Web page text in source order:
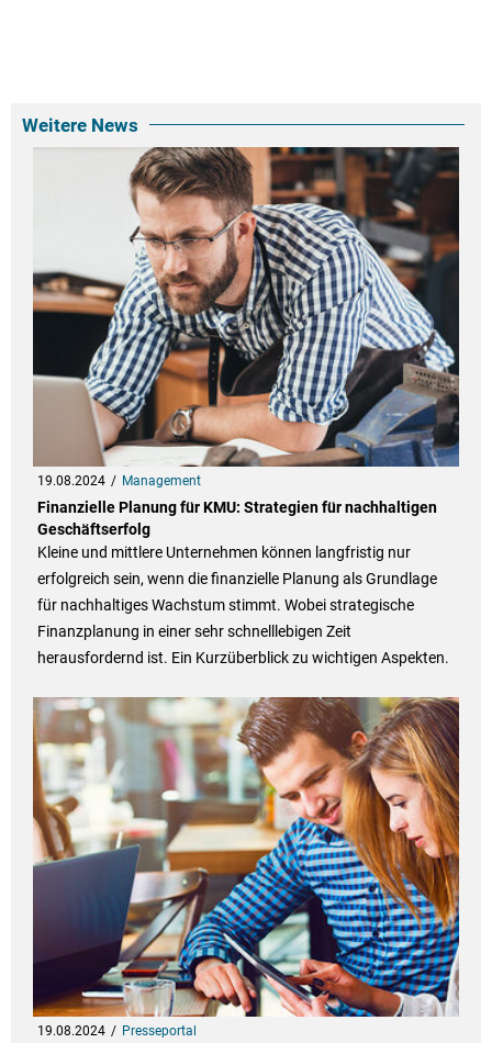
Weitere News
19.08.2024 Management
Finanzielle Planung für KMU: Strategien für nachhaltigen
Geschäftserfolg
Kleine und mittlere Unternehmen können langfristig nur
erfolgreich sein, wenn die finanzielle Planung als Grundlage
für nachhaltiges Wachstum stimmt. Wobei strategische
Finanzplanung in einer sehr schnelllebigen Zeit
herausfordernd ist. Ein Kurzüberblick zu wichtigen Aspekten.
19.08.2024 Presseportal